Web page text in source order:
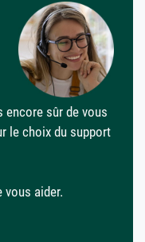
encore sûr de vous
le choix du support
vous aider.